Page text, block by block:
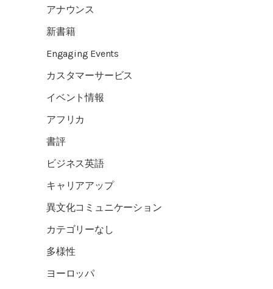
アナウンス
新書籍
Engaging Events
カスタマーサービス
イベント情報
アフリカ
書評
ビジネス英語
キャリアアップ
異文化コミュニケーション
カテゴリーなし
多様性
ヨーロッパ